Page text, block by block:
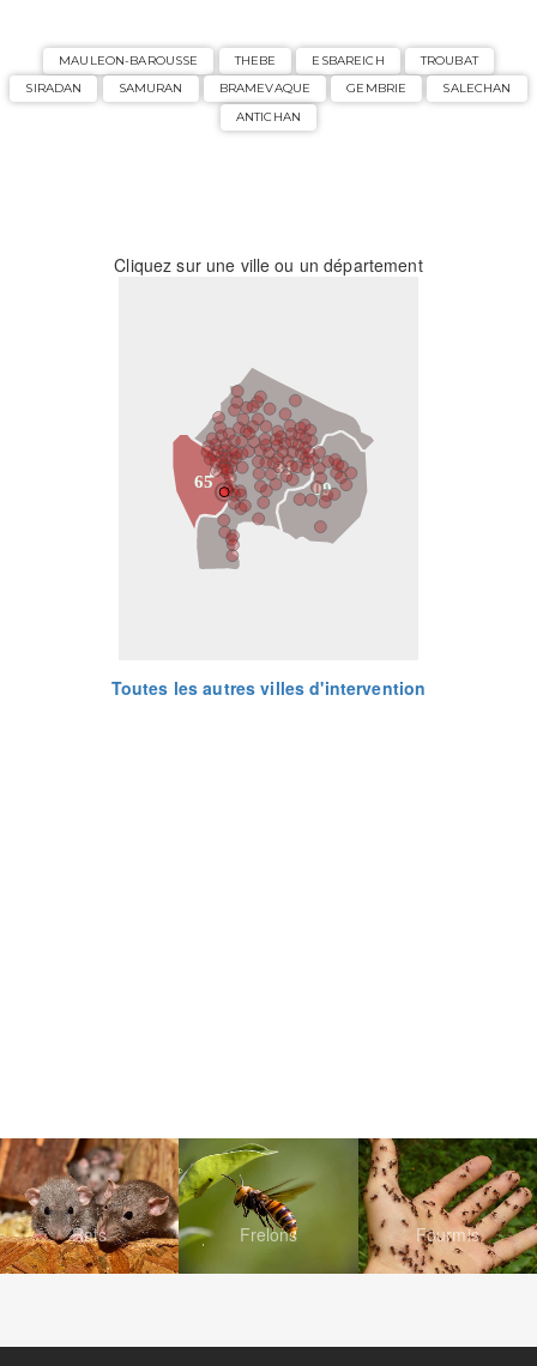
MAULEON-BAROUSSE THEBE ESBAREICH
TROUBAT
SIRADAN
SAMURAN BRAMEVAQUE GEMBRIE
SALECHAN
ANTICHAN
Cliquez sur une ville ou un département
31
09
65
Toutes les autres villes d'intervention
Rats Frelons Fourmis